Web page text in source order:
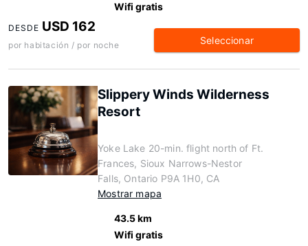
Wifi gratis
DESDE USD 162
por habitación / por noche Seleccionar
Slippery Winds Wilderness
Resort
Yoke Lake 20-min. flight north of Ft.
Frances, Sioux Narrows-Nestor
Falls, Ontario P9A 1H0, CA
Mostrar mapa
43.5 km
Wifi gratis